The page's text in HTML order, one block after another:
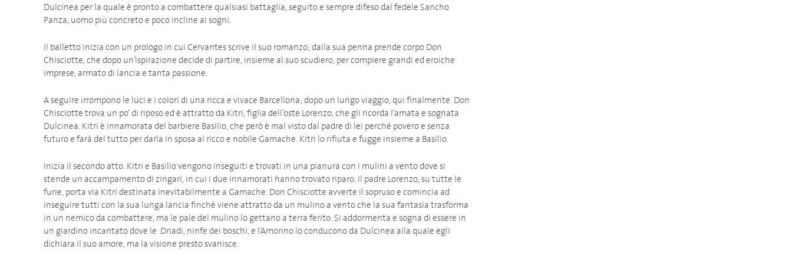
Dulcinea per la quale è pronto a combattere qualsiasi battaglia, seguito e sempre difeso dal fedele Sancho
Panza, uomo più concreto e poco incline ai sogni.
Il balletto inizia con un prologo in cui Cervantes scrive il suo romanzo; dalla sua penna prende corpo Don
Chisciotte, che dopo un’ispirazione decide di partire, insieme al suo scudiero, per compiere grandi ed eroiche
imprese, armato di lancia e tanta passione.
A seguire irrompono le luci e i colori di una ricca e vivace Barcellona; dopo un lungo viaggio, qui finalmente Don
Chisciotte trova un po’ di riposo ed è attratto da Kitri, figlia dell’oste Lorenzo, che gli ricorda l’amata e sognata
Dulcinea. Kitri è innamorata del barbiere Basilio, che però è mal visto dal padre di lei perché povero e senza
futuro e farà del tutto per darla in sposa al ricco e nobile Gamache. Kitri lo rifiuta e fugge insieme a Basilio.
Inizia il secondo atto. Kitri e Basilio vengono inseguiti e trovati in una pianura con i mulini a vento dove si
stende un accampamento di zingari, in cui i due innamorati hanno trovato riparo. Il padre Lorenzo, su tutte le
furie, porta via Kitri destinata inevitabilmente a Gamache. Don Chisciotte avverte il sopruso e comincia ad
inseguire tutti con la sua lunga lancia finchè viene attratto da un mulino a vento che la sua fantasia trasforma
in un nemico da combattere, ma le pale del mulino lo gettano a terra ferito. Si addormenta e sogna di essere in
un giardino incantato dove le Driadi, ninfe dei boschi, e l’Amorino lo conducono da Dulcinea alla quale egli
dichiara il suo amore, ma la visione presto svanisce.